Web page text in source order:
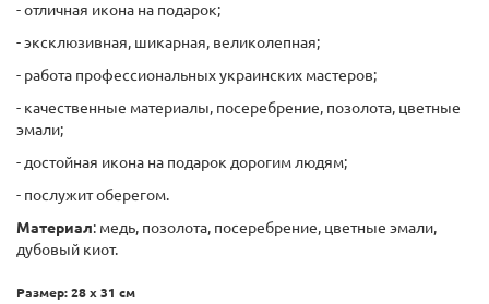
- отличная икона на подарок;
- эксклюзивная, шикарная, великолепная;
- работа профессиональных украинских мастеров;
- качественные материалы, посеребрение, позолота, цветные
эмали;
- достойная икона на подарок дорогим людям;
- послужит оберегом.
Материал: медь, позолота, посеребрение, цветные эмали,
дубовый киот.
Размер: 28 х 31 см